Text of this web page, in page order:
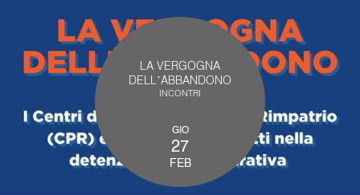
LA VERGOGNA
DELL’ABBANDONO
INCONTRI
GIO
27
FEB